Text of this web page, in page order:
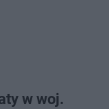
w woj.